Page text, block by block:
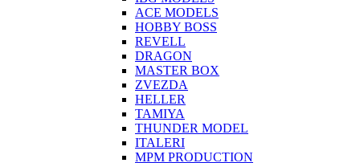
ACE MODELS
HOBBY BOSS
REVELL
DRAGON
MASTER BOX
ZVEZDA
HELLER
TAMIYA
THUNDER MODEL
ITALERI
MPM PRODUCTION